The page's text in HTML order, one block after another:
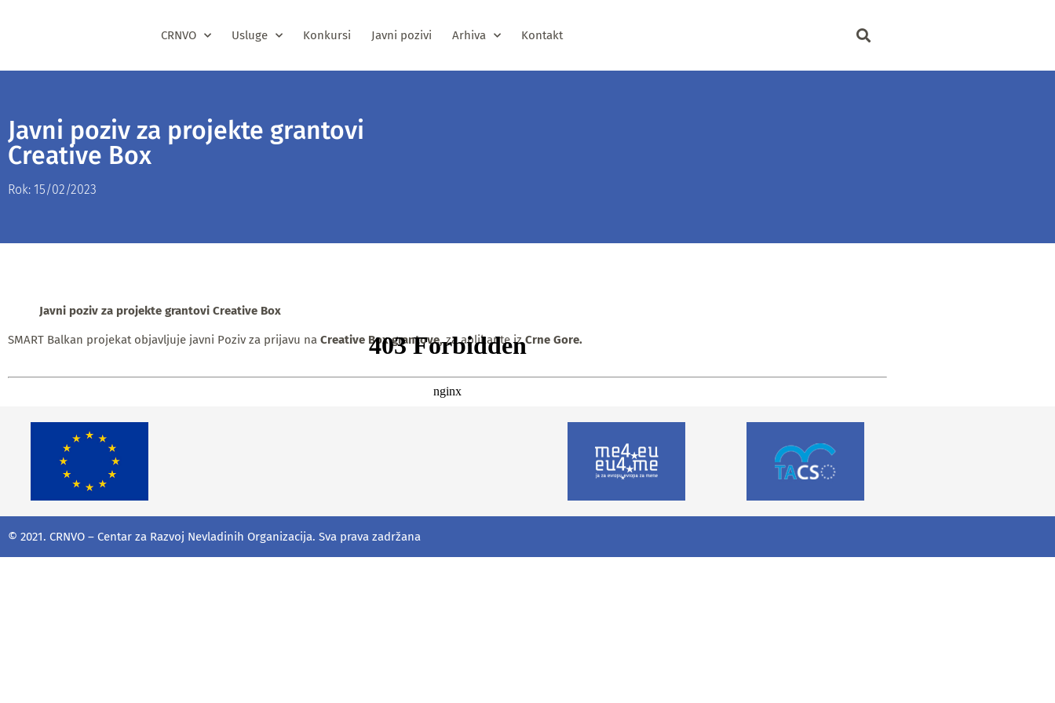
CRNVO Usluge Konkursi Javni pozivi Arhiva Kontakt
Javni poziv za projekte grantovi
Creative Box
Rok: 15/02/2023
Javni poziv za projekte grantovi Creative Box
SMART Balkan projekat objavljuje javni Poziv za prijavu na Creative Box grantove,za aplikante izCrne Gore.
© 2021. CRNVO – Centar za Razvoj Nevladinih Organizacija. Sva prava zadržana